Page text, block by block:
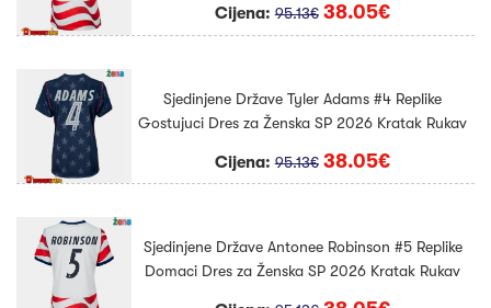
Cijena:95.13€ 38.05€
Sjedinjene Države Tyler Adams #4 Replike
Gostujuci Dres za Ženska SP 2026 Kratak Rukav
Cijena:95.13€ 38.05€
Sjedinjene Države Antonee Robinson #5 Replike
Domaci Dres za Ženska SP 2026 Kratak Rukav